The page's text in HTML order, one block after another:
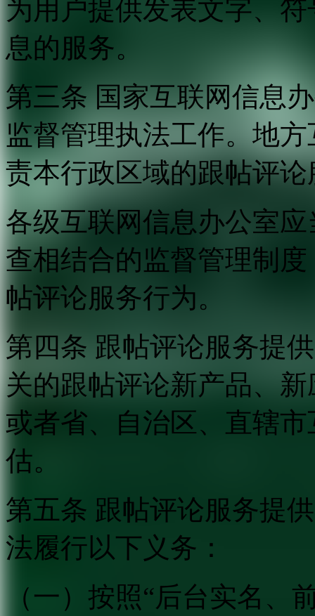
为用户提供发表文字、
息的服务。
第三条 国家互联网信息
监督管理执法工作。地
责本行政区域的跟帖评
各级互联网信息办公室
查相结合的监督管理制
帖评论服务行为。
第四条 跟帖评论服务提
关的跟帖评论新产品、
或者省、自治区、直辖
估。
第五条 跟帖评论服务提
法履行以下义务：
（一）按照“后台实名、